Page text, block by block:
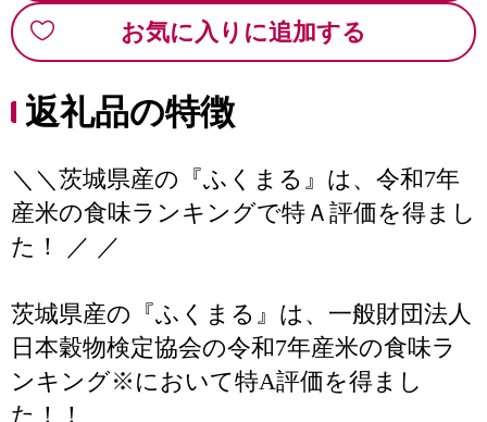
お気に入りに追加する
返礼品の特徴
＼＼茨城県産の『ふくまる』は、令和7年
産米の食味ランキングで特Ａ評価を得まし
た！ ／ ／
茨城県産の『ふくまる』は、一般財団法人
日本穀物検定協会の令和7年産米の食味ラ
ンキング※において特A評価を得まし
た！！